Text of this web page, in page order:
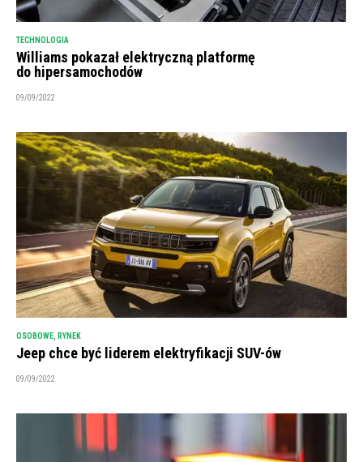
TECHNOLOGIA
Williams pokazał elektryczną platformę
do hipersamochodów
09/09/2022
OSOBOWE RYNEK
Jeep chce być liderem elektryfikacji SUV-ów
09/09/2022